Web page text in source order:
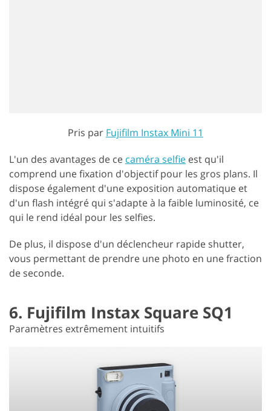
Pris par Fujifilm Instax Mini 11
L'un des avantages de ce caméra selfie est qu'il
comprend une fixation d'objectif pour les gros plans. Il
dispose également d'une exposition automatique et
d'un flash intégré qui s'adapte à la faible luminosité, ce
qui le rend idéal pour les selfies.
De plus, il dispose d'un déclencheur rapide shutter,
vous permettant de prendre une photo en une fraction
de seconde.
6. Fujifilm Instax Square SQ1
Paramètres extrêmement intuitifs